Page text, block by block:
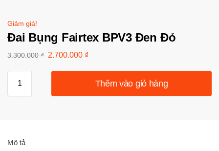
Giảm giá!
Đai Bụng Fairtex BPV3 Đen Đỏ
3.300.000₫ 2.700.000 ₫
Thêm vào giỏ hàng
Mô tả